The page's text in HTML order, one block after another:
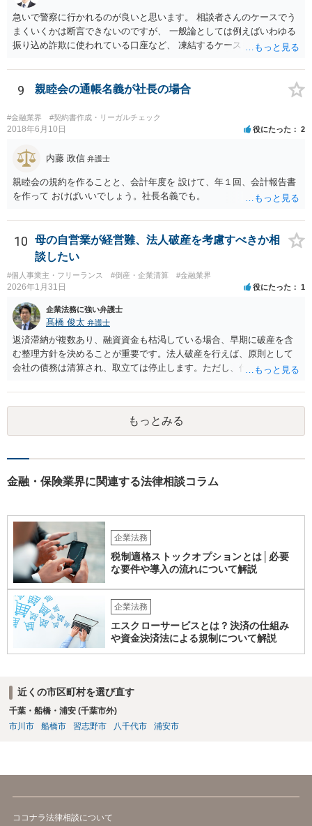
より、当該金銭債権に係る債務者又は当該債務者からの委託（二以上
の段階にわたる委託を含む。）その他これに類する方法により支払を
行う者から弁済として資金を受け入れ、又は他の者に受け入れさせ、
当該受取人に当該資金を移動させる行為（当該資金を当該受取人に交
く。）であることその他の内閣府令で定める要件を満たすものは、為
急いで警察に行かれるのが良いと思います。 相談者さんのケースでう
まくいくかは断言できないのですが、 一般論としては例えばいわゆる
振り込め詐欺に使われている口座など、 凍結するケースもありますの
9 親睦会の通帳名義が社長の場合
#金融業界 #契約書作成・リーガルチェック
2018年6月10日 役にたった 2
内藤 政信 弁護士
親睦会の規約を作ることと、会計年度を 設けて、年１回、会計報告書
を作って おけばいいでしょう。社長名義でも。
10
母の自営業が経営難、法人破産を考慮すべきか相
談したい
#個人事業主・フリーランス #倒産・企業清算 #金融業界
2026年1月31日 役にたった 1
企業法務に強い弁護士
髙橋 俊太 弁護士
返済滞納が複数あり、融資資金も枯渇している場合、早期に破産を含
む整理方針を決めることが重要です。法人破産を行えば、原則として
会社の債務は清算され、取立ては停止します。ただし、代表者が連帯
ことが多いです。放置すると責任が拡大しやすいため、北海道の法律
事務所で法人破産の実績があるところを探して速やかに相談をして、
資金繰り・雇用・保証の有無を整理した上で進めるのが安全です。イ
ンターネットやココナラだけでなく、北海道の弁護士会などを頼りに
もっとみる
金融・保険業界に関連する法律相談コラム
企業法務
税制適格ストックオプションとは│必要
な要件や導入の流れについて解説
企業法務
エスクローサービスとは？決済の仕組み
や資金決済法による規制について解説
近くの市区町村を選び直す
千葉・船橋・浦安 (千葉市外)
市川市
船橋市 習志野市 八千代市 浦安市
ココナラ法律相談について